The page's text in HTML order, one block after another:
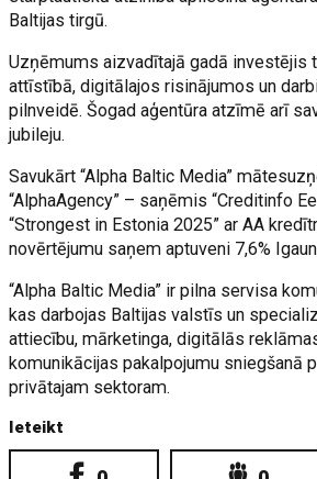
Baltijas tirgū.
Uzņēmums aizvadītajā gadā investējis
attīstībā, digitālajos risinājumos un
pilnveidē. Šogad aģentūra atzīmē arī
jubileju.
Savukārt “Alpha Baltic Media”
“AlphaAgency” – saņēmis “Creditinfo
“Strongest in Estonia 2025” ar AA
novērtējumu saņem aptuveni 7,6%
“Alpha Baltic Media” ir pilna servisa
kas darbojas Baltijas valstīs un
attiecību, mārketinga, digitālās
komunikācijas pakalpojumu sniegšanā
privātajam sektoram.
Ieteikt